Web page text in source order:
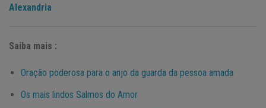
Alexandria
Saiba mais :
Oração poderosa para o anjo da guarda da pessoa amada
Os mais lindos Salmos do Amor